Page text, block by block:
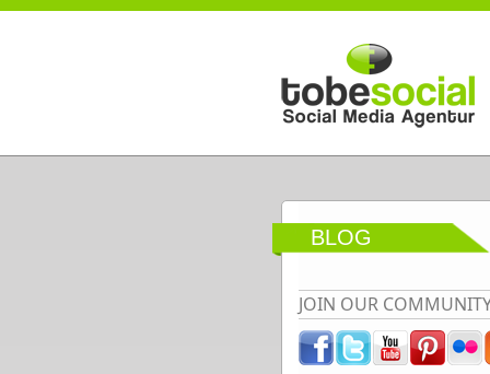
Direkt zum Inhalt
BLOG
JOIN OUR